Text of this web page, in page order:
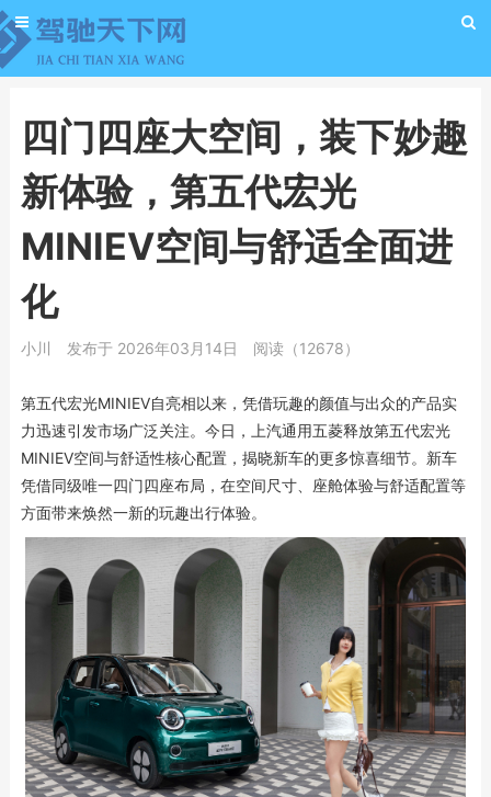
四门四座大空间，装下妙趣
新体验，第五代宏光
MINIEV空间与舒适全面进
化
小川 发布于 2026年03月14日 阅读（12678）
第五代宏光MINIEV自亮相以来，凭借玩趣的颜值与出众的产品实
力迅速引发市场广泛关注。今日，上汽通用五菱释放第五代宏光
MINIEV空间与舒适性核心配置，揭晓新车的更多惊喜细节。新车
凭借同级唯一四门四座布局，在空间尺寸、座舱体验与舒适配置等
方面带来焕然一新的玩趣出行体验。